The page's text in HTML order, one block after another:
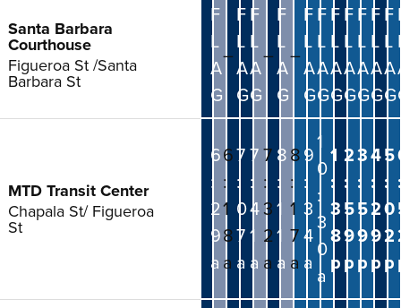
Santa Barbara
Courthouse
Figueroa St /Santa
Barbara St
F
L
A
G
–
F
L
A
G
F
L
A
G
–
F
L
A
G
–
F
L
A
G
F
L
A
G
F
L
A
G
F
L
A
G
F
L
A
G
F
L
A
G
F
L
A
G
MTD Transit Center
Chapala St/ Figueroa
St
6
:
2
9
a
6
:
1
8
a
7
:
0
7
a
7
:
4
1
a
7
:
3
2
a
8
:
1
1
a
8
:
1
7
a
9
:
3
4
a
1
0
:
3
0
a
1
:
3
8
p
2
:
5
9
p
3
:
5
9
p
4
:
2
9
p
5
:
0
2
p
: